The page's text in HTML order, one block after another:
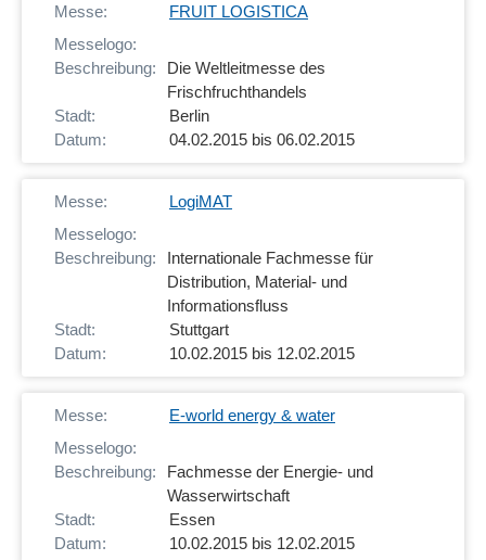
FRUIT LOGISTICA
Die Weltleitmesse des
Frischfruchthandels
Berlin
04.02.2015 bis 06.02.2015
LogiMAT
Internationale Fachmesse für
Distribution, Material- und
Informationsfluss
Stuttgart
10.02.2015 bis 12.02.2015
E-world energy & water
Fachmesse der Energie- und
Wasserwirtschaft
Essen
10.02.2015 bis 12.02.2015